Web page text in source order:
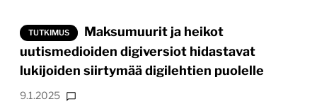
TUTKIMUS
Maksumuurit ja heikot
uutismedioiden digiversiot hidastavat
lukijoiden siirtymää digilehtien puolelle
9.1.2025